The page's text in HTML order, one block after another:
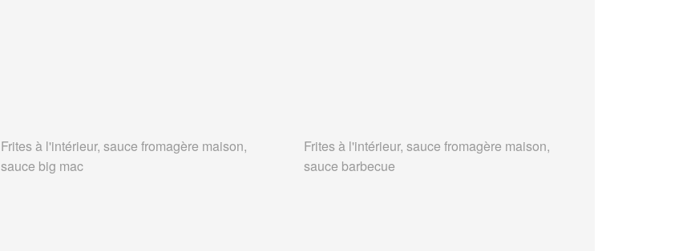
Frites à l'intérieur, sauce fromagère maison,
sauce big mac
Frites à l'intérieur, sauce fromagère maison,
sauce barbecue